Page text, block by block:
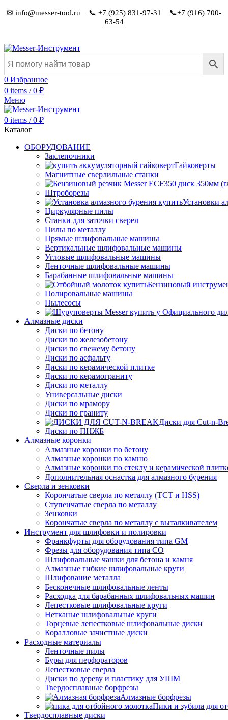
✉ info@messer-tool.ru 📞 +7 (925) 831-97-31
📞+7 (916) 700-
63-54
0 Избранное
0 items / 0 ₽
Меню
0 items / 0 ₽
Каталог
ОБОРУДОВАНИЕ
Заклепочники
Гайковерты
Магнитные сверлильные станки
Штроборезы
Установки
Циркулярные пилы
Станки для заточки сверел
Пилы по металлу
Прямые шлифовальные машины
Вертикальные шлифовальные машины
Угловые шлифовальные машины
Ленточные шлифовальные машины
Барабанные шлифовальные машины
Бензиновый
Полировальные машины
Пылесосы
Алмазные диски
Диски по бетону
Диски по железобетону
Диски по свежему бетону
Диски по асфальту
Диски по керамической плитке
Диски по керамограниту
Диски по металлу
Универсальные диски
Диски по мрамору
Диски по граниту
Диски для Cut-n-
Диски по ПНЖБ
Алмазные коронки
Алмазные коронки по бетону
Алмазные коронки по камню
Алмазные коронки по стеклу и керамической
Дополнительная оснастка для алмазного бурения
Сверла и зенковки
Корончатые сверла по металлу (TCT и HSS)
Ступенчатые сверла по металлу
Зенковки
Корончатые сверла по металлу c выталкивателем
Инструмент для шлифовки и полировки
Франкфурты для оборудования типа GM
Фрезы для оборудования типа СО
Шлифовальные чашки для бетона и камня
Алмазные гибкие шлифовальные круги
Шлифование металла
Бесконечные шлифовальные ленты
Расходка для барабанных шлифовальных машин
Лепестковые шлифовальные круги
Нетканые шлифовальные круги
Торцевые лепестковые шлифовальные диски
Коралловые зачистные диски
Расходные материалы
Ленточные пилы
Буры для перфораторов
Лепестковые сверла
Диски по дереву и пластику для УШМ
Твердосплавные борфрезы
Алмазные борфрезы
Пики и зубила для
Твердосплавные диски